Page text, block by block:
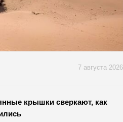
7 августа 2026
крышки сверкают, как